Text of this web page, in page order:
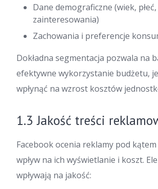
Dane demograficzne (wiek, płeć,
zainteresowania)
Zachowania i preferencje
Dokładna segmentacja pozwala na
efektywne wykorzystanie budżetu,
wpłynąć na wzrost kosztów
1.3 Jakość treści
Facebook ocenia reklamy pod
wpływ na ich wyświetlanie i koszt.
wpływają na jakość: